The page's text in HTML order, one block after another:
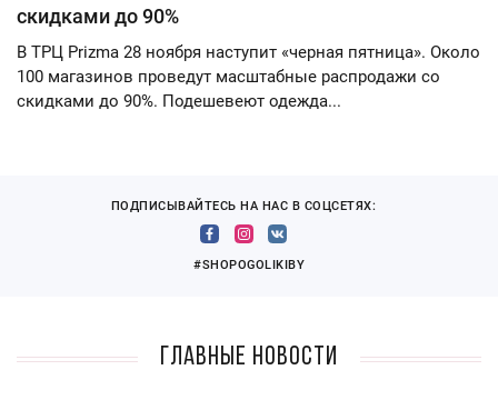
скидками до 90%
В ТРЦ Prizma 28 ноября наступит «черная пятница». Около
100 магазинов проведут масштабные распродажи со
скидками до 90%. Подешевеют одежда...
ПОДПИСЫВАЙТЕСЬ НА НАС В СОЦСЕТЯХ:
#SHOPOGOLIKIBY
Главные новости